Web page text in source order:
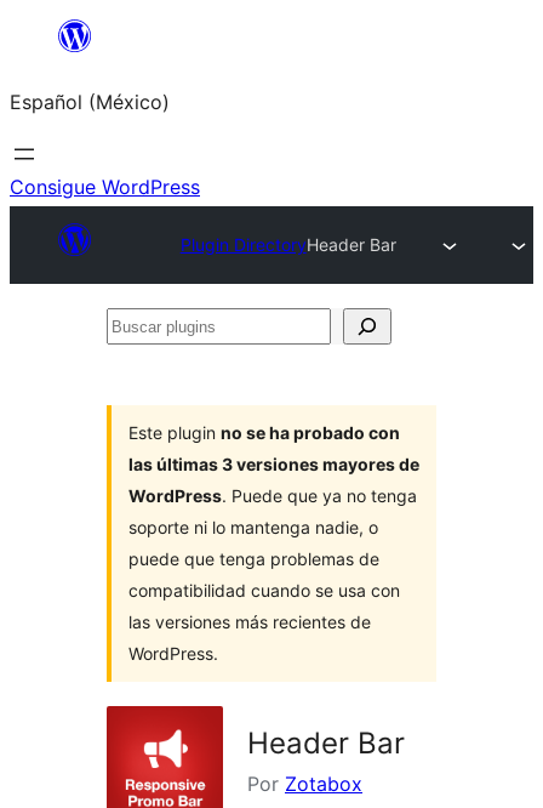
Saltar
contenido
Español (México)
Consigue WordPress
Plugin DirectoryHeader Bar
Buscar
Este plugin no se ha probado con
las últimas 3 versiones mayores de
WordPress. Puede que ya no tenga
soporte ni lo mantenga nadie, o
puede que tenga problemas de
compatibilidad cuando se usa con
las versiones más recientes de
WordPress.
Header Bar
Por Zotabox